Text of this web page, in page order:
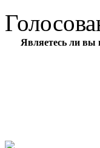
Являетесь ли вы